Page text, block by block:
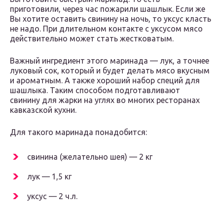
приготовили, через час пожарили шашлык. Если же
Вы хотите оставить свинину на ночь, то уксус класть
не надо. При длительном контакте с уксусом мясо
действительно может стать жестковатым.
Важный ингредиент этого маринада — лук, а точнее
луковый сок, который и будет делать мясо вкусным
и ароматным. А также хороший набор специй для
шашлыка. Таким способом подготавливают
свинину для жарки на углях во многих ресторанах
кавказской кухни.
Для такого маринада понадобится:
свинина (желательно шея) — 2 кг
лук — 1,5 кг
уксус — 2 ч.л.